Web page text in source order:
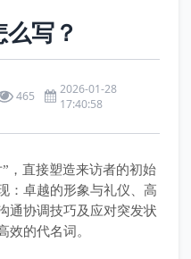
写？
465
2026-01-28
17:40:58
，直接塑造来访者的初始
：卓越的形象与礼仪、高
通协调技巧及应对突发状
效的代名词。